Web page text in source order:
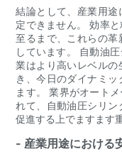
結論として、産業用
定できません。 効率
至るまで、これらの
しています。 自動油
業はより高いレベル
き、今日のダイナミ
ます。 業界がオート
れて、自動油圧シリ
促進する上でますます
- 産業用途における